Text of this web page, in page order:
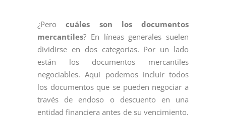
¿Perocuáles son los documentos
mercantiles? En líneas generales suelen
dividirse en dos categorías. Por un lado
están los documentos mercantiles
negociables. Aquí podemos incluir todos
los documentos que se pueden negociar a
través de endoso o descuento en una
entidad financiera antes de su vencimiento.